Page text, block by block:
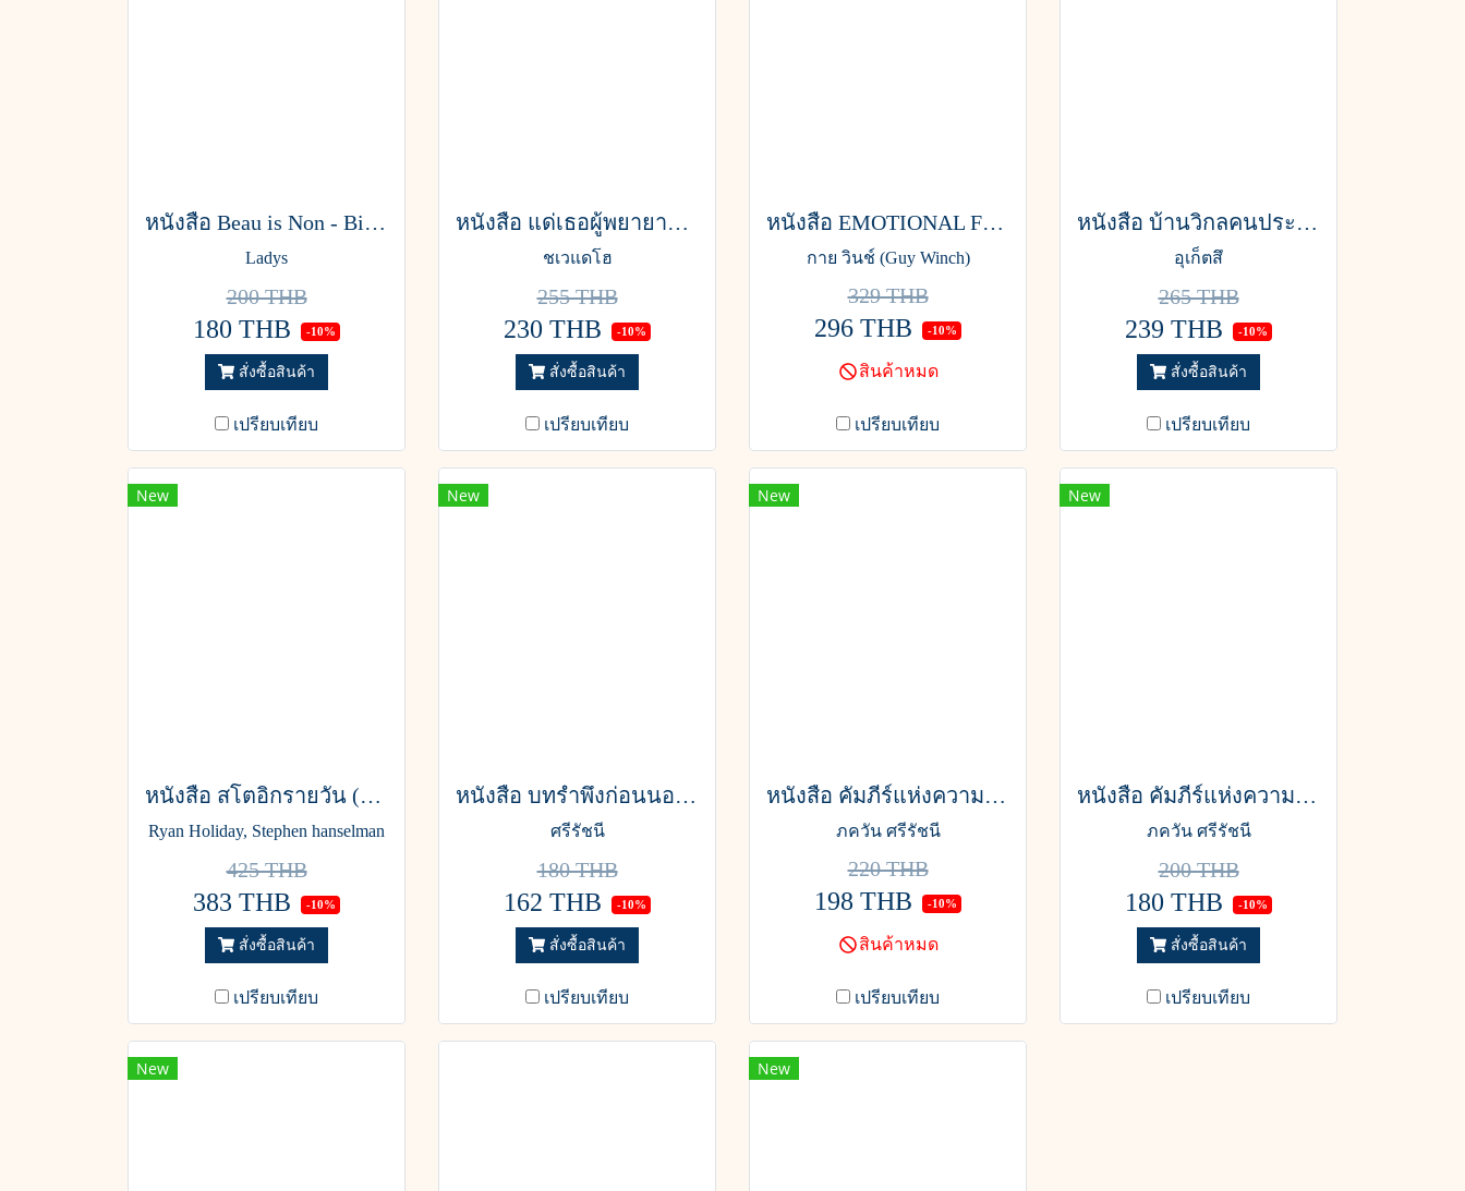
หนังสือ Beau is Non - Binary of Everything
Ladys
200 THB
180 THB -10%
สั่งซื้อสินค้า
เปรียบเทียบ
หนังสือ แด่เธอผู้พยายามอยู่ในที่ที่ไม่มีใครเห็น
ชเวแดโฮ
255 THB
230 THB -10%
สั่งซื้อสินค้า
เปรียบเทียบ
หนังสือ EMOTIONAL FIRST AID ซ่อมแซมสุขที่สึกหรอ
กาย วินช์ (Guy Winch)
329 THB
296 THB -10%
สินค้าหมด
เปรียบเทียบ
หนังสือ บ้านวิกลคนประหลาด
อุเก็ตสึ
265 THB
239 THB -10%
สั่งซื้อสินค้า
เปรียบเทียบ
New
หนังสือ สโตอิกรายวัน (The Daily Stoic)
Ryan Holiday, Stephen hanselman
425 THB
383 THB -10%
สั่งซื้อสินค้า
เปรียบเทียบ
New
หนังสือ บทรำพึงก่อนนอนหลับฝัน เล่ม 2
ศรีรัชนี
180 THB
162 THB -10%
สั่งซื้อสินค้า
เปรียบเทียบ
New
หนังสือ คัมภีร์แห่งความเร้นลับ เล่ม 1
ภควัน ศรีรัชนี
220 THB
198 THB -10%
สินค้าหมด
เปรียบเทียบ
New
หนังสือ คัมภีร์แห่งความเร้นลับ เล่ม 3
ภควัน ศรีรัชนี
200 THB
180 THB -10%
สั่งซื้อสินค้า
เปรียบเทียบ
New New